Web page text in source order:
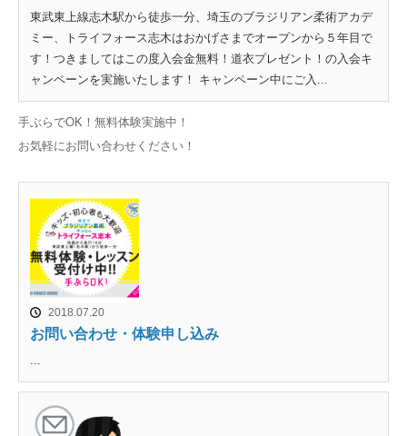
東武東上線志木駅から徒歩一分、埼玉のブラジリアン柔術アカデ
ミー、トライフォース志木はおかげさまでオープンから５年目で
す！つきましてはこの度入会金無料！道衣プレゼント！の入会キ
ャンペーンを実施いたします！ キャンペーン中にご入...
手ぶらでOK！無料体験実施中！
お気軽にお問い合わせください！
2018.07.20
お問い合わせ・体験申し込み
...